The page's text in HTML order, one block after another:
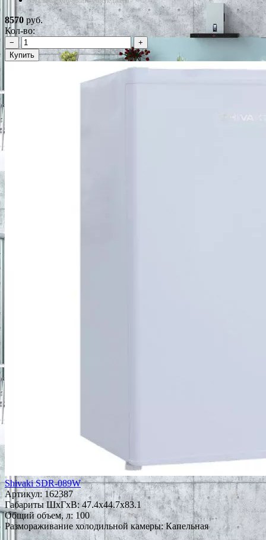
8570 руб.
Кол-во:
−
+
Купить
Shivaki SDR-089W
Артикул:162387
Габариты ШxГxВ: 47.4x44.7x83.1
Общий объем, л: 100
Размораживание холодильной камеры: Капельная